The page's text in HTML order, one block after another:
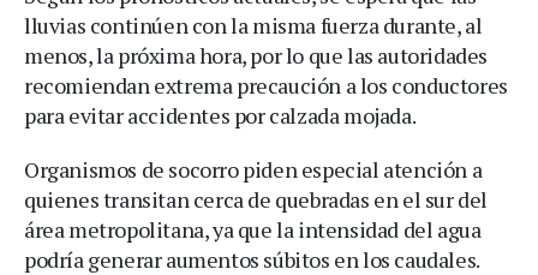
lluvias continúen con la misma fuerza durante, al
menos, la próxima hora, por lo que las autoridades
recomiendan extrema precaución a los conductores
para evitar accidentes por calzada mojada.
Organismos de socorro piden especial atención a
quienes transitan cerca de quebradas en el sur del
área metropolitana, ya que la intensidad del agua
podría generar aumentos súbitos en los caudales.